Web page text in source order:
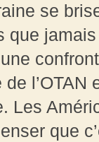
se
Les
que